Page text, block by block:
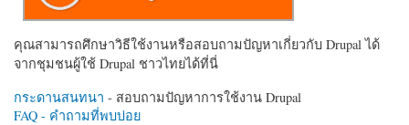
คุณสามารถศึกษาวิธีใช้งานหรือสอบถามปัญหาเกี่ยวกับ Drupal ได้
จากชุมชนผู้ใช้ Drupal ชาวไทยได้ที่นี่
กระดานสนทนา - สอบถามปัญหาการใช้งาน Drupal
FAQ - คำถามที่พบบ่อย